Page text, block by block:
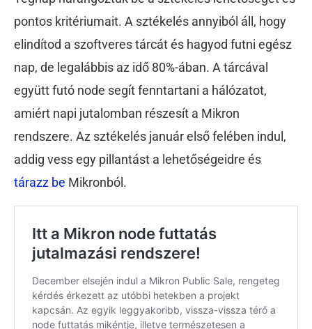
pontos kritériumait. A sztékelés annyiból áll, hogy
elindítod a szoftveres tárcát és hagyod futni egész
nap, de legalábbis az idő 80%-ában. A tárcával
együtt futó node segít fenntartani a hálózatot,
amiért napi jutalomban részesít a Mikron
rendszere. Az sztékelés január első felében indul,
addig vess egy pillantást a lehetőségeidre és
tárazz be Mikronból.